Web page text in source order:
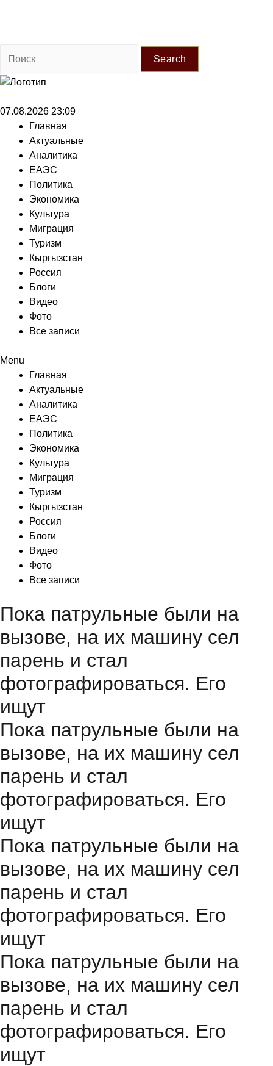
Search
07.08.2026 23:09
Главная
Актуальные
Аналитика
ЕАЭС
Политика
Экономика
Культура
Миграция
Туризм
Кыргызстан
Россия
Блоги
Видео
Фото
Все записи
Menu
Главная
Актуальные
Аналитика
ЕАЭС
Политика
Экономика
Культура
Миграция
Туризм
Кыргызстан
Россия
Блоги
Видео
Фото
Все записи
Пока патрульные были на
вызове, на их машину сел
парень и стал
фотографироваться. Его
ищут
Пока патрульные были на
вызове, на их машину сел
парень и стал
фотографироваться. Его
ищут
Пока патрульные были на
вызове, на их машину сел
парень и стал
фотографироваться. Его
ищут
Пока патрульные были на
вызове, на их машину сел
парень и стал
фотографироваться. Его
ищут